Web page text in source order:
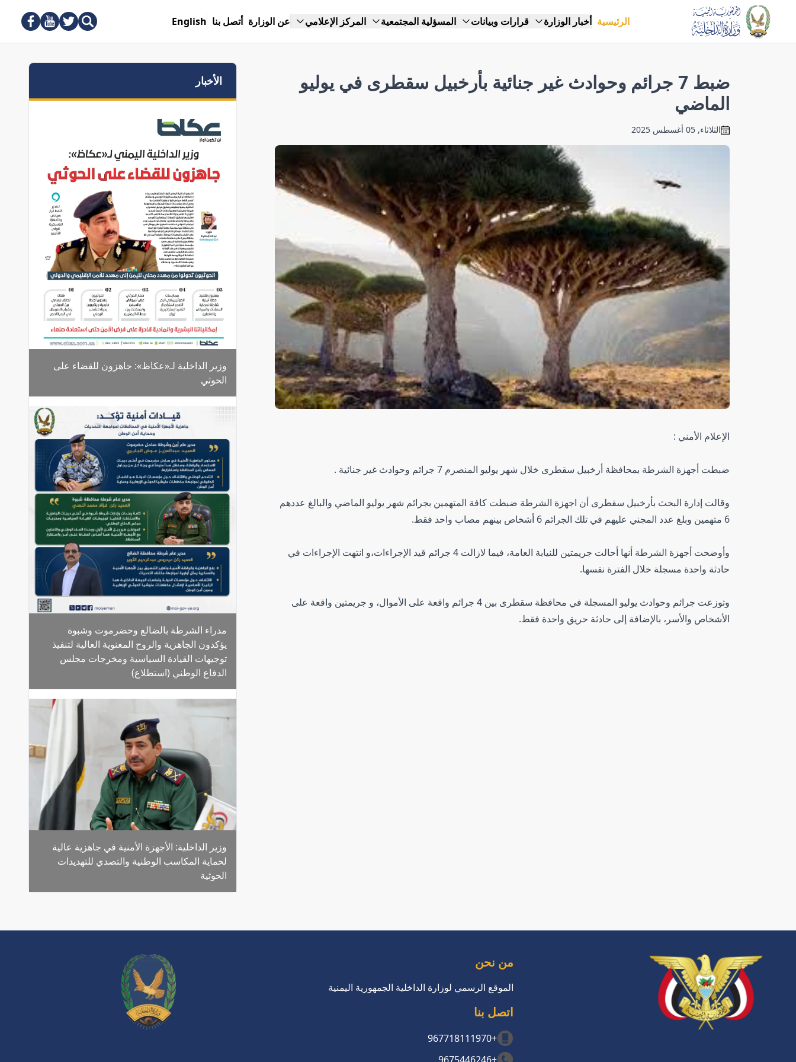
الرئيسية أخبار الوزارة قرارات وبيانات المسؤلية المجتمعية المركز الإعلامي عن الوزارة أتصل بنا English
ضبط 7 جرائم وحوادث غير جنائية بأرخبيل سقطرى في يوليو
الماضي
الثلاثاء, 05 أغسطس 2025
الإعلام الأمني :
ضبطت أجهزة الشرطة بمحافظة أرخبيل سقطرى خلال شهر يوليو المنصرم 7 جرائم وحوادث غير جنائية .
وقالت إدارة البحث بأرخبيل سقطرى أن اجهزة الشرطة ضبطت كافة المتهمين بجرائم شهر يوليو الماضي والبالغ عددهم
6 متهمين وبلغ عدد المجني عليهم في تلك الجرائم 6 أشخاص بينهم مصاب واحد فقط.
وأوضحت أجهزة الشرطة أنها أحالت جريمتين للنيابة العامة، فيما لازالت 4 جرائم قيد الإجراءات،و انتهت الإجراءات في
حادثة واحدة مسجلة خلال الفترة نفسها.
وتوزعت جرائم وحوادث يوليو المسجلة في محافظة سقطرى بين 4 جرائم واقعة على الأموال، و جريمتين واقعة على
الأشخاص والأسر، بالإضافة إلى حادثة حريق واحدة فقط.
الأخبار
وزير الداخلية لـ«عكاظ»: جاهزون للقضاء على
الحوثي
مدراء الشرطة بالضالع وحضرموت وشبوة
يؤكدون الجاهزية والروح المعنوية العالية لتنفيذ
توجيهات القيادة السياسية ومخرجات مجلس
الدفاع الوطني (استطلاع)
وزير الداخلية: الأجهزة الأمنية في جاهزية عالية
لحماية المكاسب الوطنية والتصدي للتهديدات
الحوثية
من نحن
الموقع الرسمي لوزارة الداخلية الجمهورية اليمنية
اتصل بنا
+967718111970